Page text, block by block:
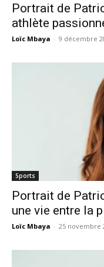
Portrait de
athlète
Loïc Mbaya - 9 décembre
Sports
Portrait de
une vie entre la
Loïc Mbaya - 25 novembre